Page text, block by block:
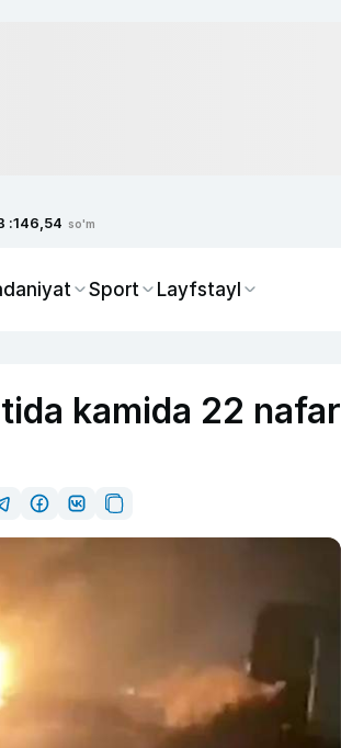
:146,54 so'm
Sport Layfstayl
kamida 22 nafar